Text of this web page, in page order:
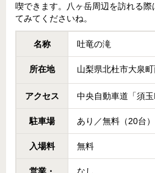
喫できます。八ヶ岳周辺を訪れる際
てみてくださいね。
名称 吐竜の滝
所在地 山梨県北杜市大泉町
アクセス 中央自動車道「須
駐車場 あり／無料（20台）
入場料 無料